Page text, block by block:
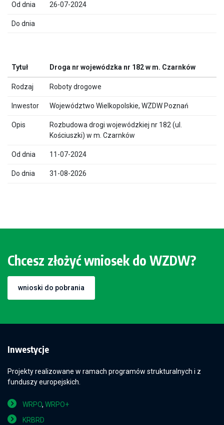
26-07-2024
Droga nr wojewódzka nr 182 w m. Czarnków
Roboty drogowe
Województwo Wielkopolskie, WZDW Poznań
Rozbudowa drogi wojewódzkiej nr 182 (ul.
Kościuszki) w m. Czarnków
11-07-2024
31-08-2026
Chcesz złożyć wniosek do WZDW?
wnioski do pobrania
Inwestycje
Projekty realizowane w ramach programów strukturalnych i z
funduszy europejskich.
WRPO, WRPO+
KRBRD